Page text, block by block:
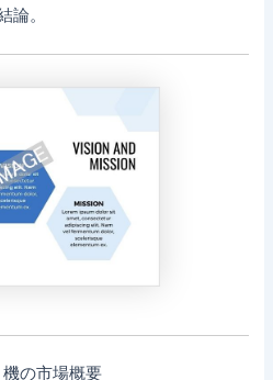
論。
の市場概要